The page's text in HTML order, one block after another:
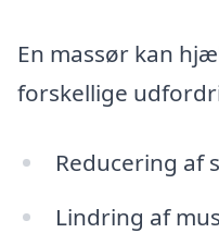
En massør kan
forskellige
Reducering af
Lindring af